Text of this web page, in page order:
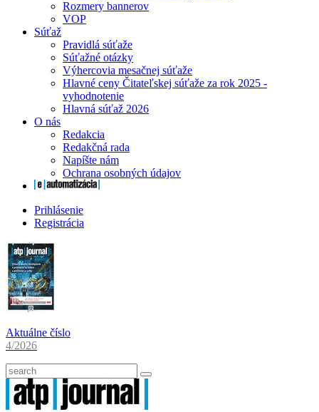
Rozmery bannerov
VOP
Súťaž
Pravidlá súťaže
Súťažné otázky
Výhercovia mesačnej súťaže
Hlavné ceny Čitateľskej súťaže za rok 2025 -
vyhodnotenie
Hlavná súťaž 2026
O nás
Redakcia
Redakčná rada
Napíšte nám
Ochrana osobných údajov
Prihlásenie
Registrácia
Aktuálne číslo
4/2026